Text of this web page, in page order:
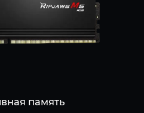
память